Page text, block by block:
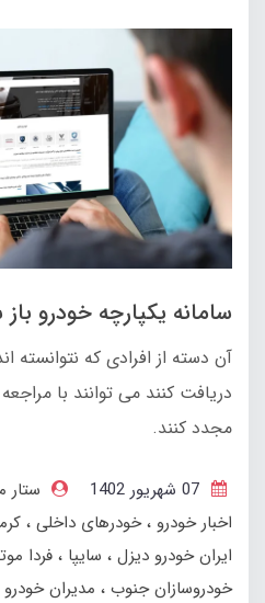
سامانه یکپارچه خودرو
آن دسته از افرادی که نتوانسته
دریافت کنند می توانند با
مجدد کنند.
ستار
اخبار خودرو
خودرهای داخلی
ایران خودرو دیزل
سایپا فردا
خودروسازان جنوب
مدیران خودرو